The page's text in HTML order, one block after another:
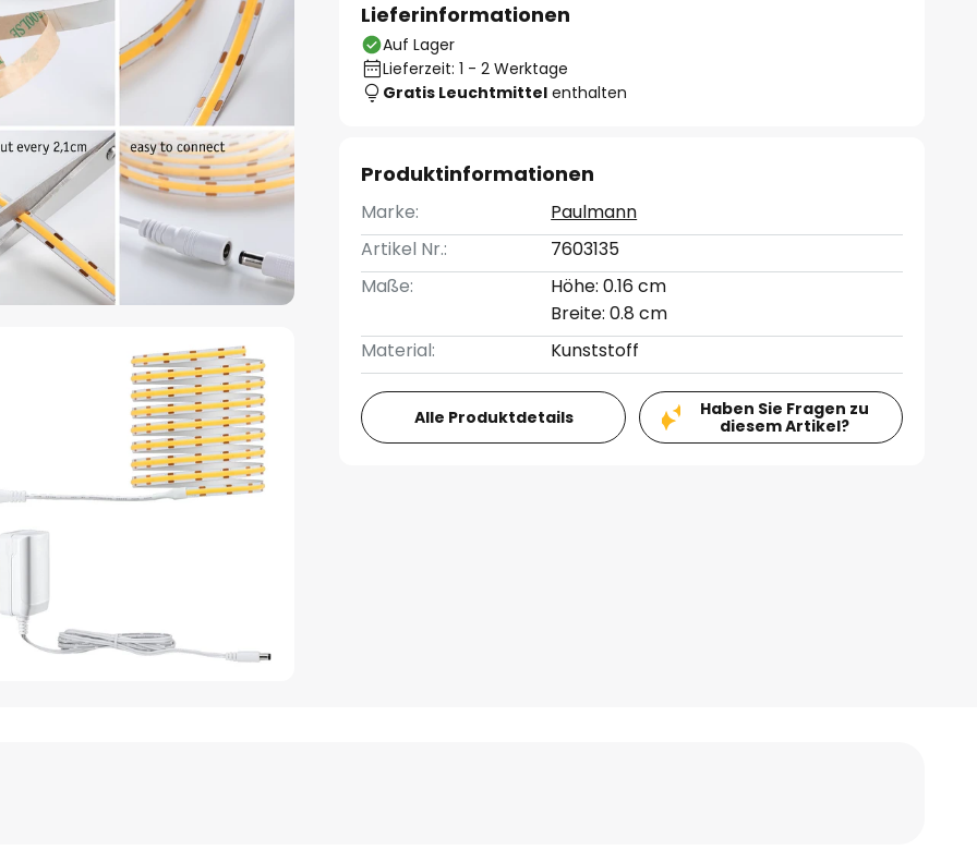
Lieferinformationen
Auf Lager
Lieferzeit: 1 - 2 Werktage
Gratis Leuchtmittel enthalten
Produktinformationen
Marke:
Paulmann
Artikel Nr.:
7603135
Maße:
Höhe: 0.16 cm
Breite: 0.8 cm
Material:
Kunststoff
Alle Produktdetails
Haben Sie Fragen zu
diesem Artikel?